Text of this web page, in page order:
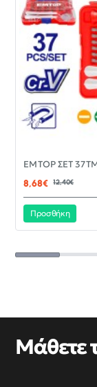
8,68€
12,40€
Προσθήκη
Μάθετε